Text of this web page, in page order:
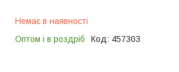
Немає в наявності
Оптом і в роздріб
Код: 457303